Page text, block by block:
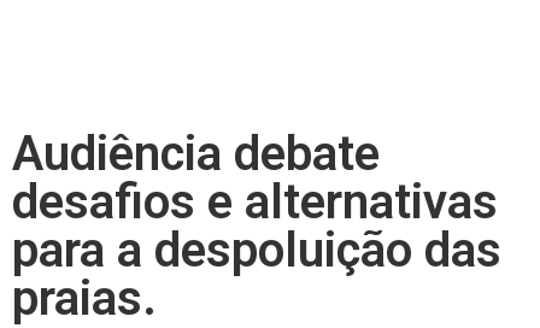
Audiência debate
desafios e alternativas
para a despoluição das
praias.